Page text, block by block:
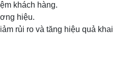
khách hàng.
hiệu.
rủi ro và tăng hiệu quả khai